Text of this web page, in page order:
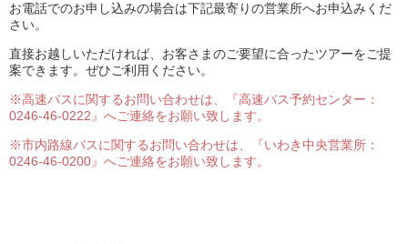
お電話でのお申し込みの場合は下記最寄りの営業所へお申込みくだ
さい。
直接お越しいただければ、お客さまのご要望に合ったツアーをご提
案できます。ぜひご利用ください。
※高速バスに関するお問い合わせは、『高速バス予約センター：
0246-46-0222』へご連絡をお願い致します。
※市内路線バスに関するお問い合わせは、『いわき中央営業所：
0246-46-0200』へご連絡をお願い致します。